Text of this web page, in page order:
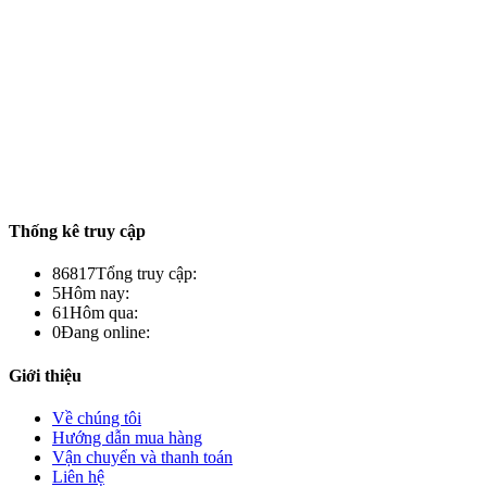
Thống kê truy cập
86817Tổng truy cập:
5Hôm nay:
61Hôm qua:
0Đang online:
Giới thiệu
Về chúng tôi
Hướng dẫn mua hàng
Vận chuyển và thanh toán
Liên hệ